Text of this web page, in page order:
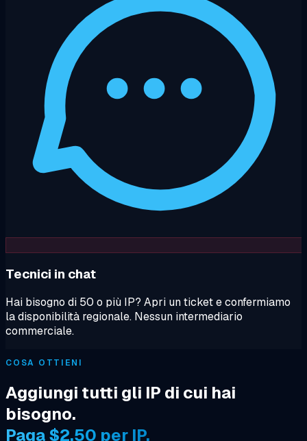
Tecnici in chat
Hai bisogno di 50 o più IP? Apri un ticket e confermiamo
la disponibilità regionale. Nessun intermediario
commerciale.
COSA OTTIENI
Aggiungi tutti gli IP di cui hai
bisogno.
Paga $2.50 per IP.